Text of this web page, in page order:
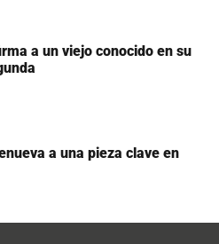
a un viejo conocido en su
a una pieza clave en